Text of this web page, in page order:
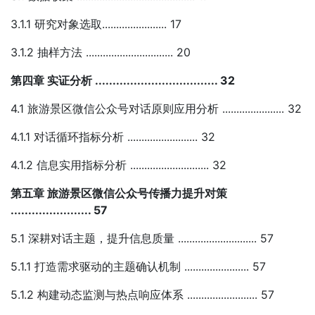
3.1.1 研究对象选取....................... 17
3.1.2 抽样方法 ............................... 20
第四章 实证分析 ................................... 32
4.1 旅游景区微信公众号对话原则应用分析 ...................... 32
4.1.1 对话循环指标分析 ......................... 32
4.1.2 信息实用指标分析 ............................ 32
第五章 旅游景区微信公众号传播力提升对策
....................... 57
5.1 深耕对话主题，提升信息质量 ............................ 57
5.1.1 打造需求驱动的主题确认机制 ....................... 57
5.1.2 构建动态监测与热点响应体系 ......................... 57